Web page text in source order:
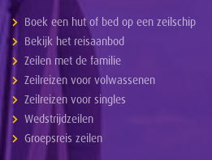
Boek een hut of bed op een zeilschip
Bekijk het reisaanbod
Zeilen met de familie
Zeilreizen voor volwassenen
Zeilreizen voor singles
Wedstrijdzeilen
Groepsreis zeilen